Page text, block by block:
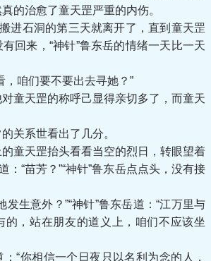
的治愈了童天罡严重的内伤。
石洞的第三天就离开了，直到童天罡
回来，“神针”鲁东岳的情绪一天比一天
咱们要不要出去寻她？”
天罡的称呼己显得亲切多了，而童天
系世看出了几分。
天罡抬头看看当空的烈日，转眼望着
：“苗芳？”“神针”鲁东岳点点头，没有接
生意外？”“神针”鲁东岳道：“江万里与
的，站在朋友的道义上，咱们不应该坐
你相信一个日夜只以名利为念的人，